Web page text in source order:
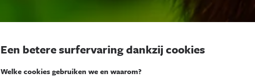
Een betere surfervaring dankzij cookies
Welke cookies gebruiken we en waarom?